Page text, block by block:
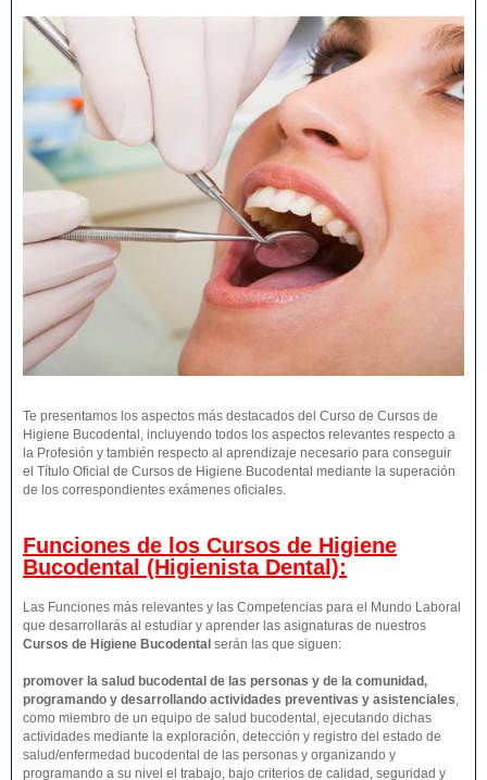
Te presentamos los aspectos más destacados del Curso de Cursos de
Higiene Bucodental, incluyendo todos los aspectos relevantes respecto a
la Profesión y también respecto al aprendizaje necesario para conseguir
el Título Oficial de Cursos de Higiene Bucodental mediante la superación
de los correspondientes exámenes oficiales.
Funciones de los Cursos de Higiene
Bucodental (Higienista Dental):
Las Funciones más relevantes y las Competencias para el Mundo Laboral
que desarrollarás al estudiar y aprender las asignaturas de nuestros
Cursos de Higiene Bucodental serán las que siguen:
promover la salud bucodental de las personas y de la comunidad,
programando y desarrollando actividades preventivas y asistenciales,
como miembro de un equipo de salud bucodental, ejecutando dichas
actividades mediante la exploración, detección y registro del estado de
salud/enfermedad bucodental de las personas y organizando y
programando a su nivel el trabajo, bajo criterios de calidad, seguridad y